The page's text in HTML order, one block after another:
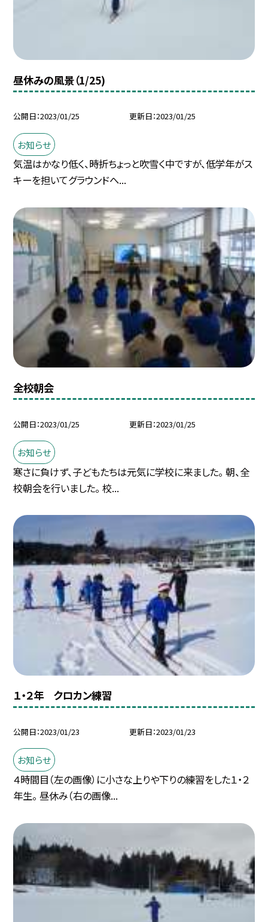
昼休みの風景（1/25)
公開日 2023/01/25 更新日 2023/01/25
お知らせ
気温はかなり低く、時折ちょっと吹雪く中ですが、低学年がス
キーを担いてグラウンドへ...
全校朝会
公開日 2023/01/25 更新日 2023/01/25
お知らせ
寒さに負けず、子どもたちは元気に学校に来ました。 朝、全
校朝会を行いました。 校...
１・２年 クロカン練習
公開日 2023/01/23 更新日 2023/01/23
お知らせ
４時間目（左の画像）に小さな上りや下りの練習をした１・２
年生。 昼休み（右の画像...